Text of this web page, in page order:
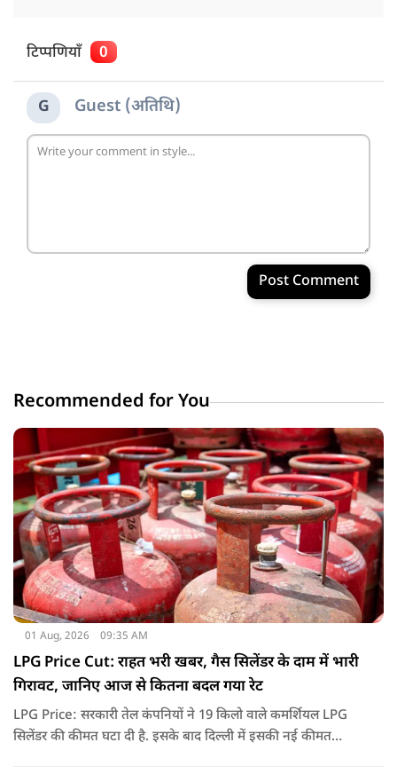
टिप्पणियाँ 0
G Guest (अतिथि)
Post Comment
Recommended for You
01 Aug, 2026 09:35 AM
LPG Price Cut: राहत भरी खबर, गैस सिलेंडर के दाम में भारी
गिरावट, जानिए आज से कितना बदल गया रेट
LPG Price: सरकारी तेल कंपनियों ने 19 किलो वाले कमर्शियल LPG
सिलेंडर की कीमत घटा दी है. इसके बाद दिल्ली में इसकी नई कीमत